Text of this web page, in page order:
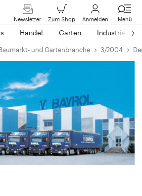
Newsletter Zum Shop Anmelden Menü
Handel Garten Industrie
und Gartenbranche 3/2004